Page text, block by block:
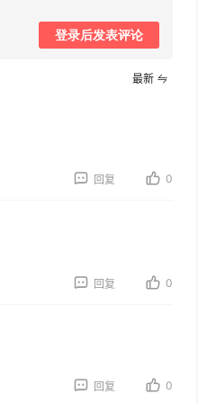
登录后发表评论
最新
回复 0
回复 0
回复 0
社区7月常规主题活动名单公布